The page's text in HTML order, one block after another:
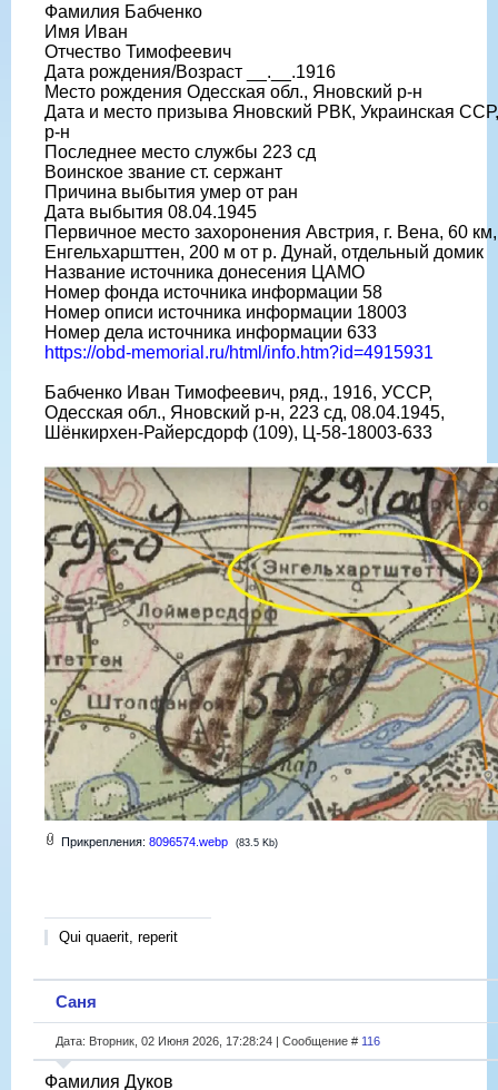
Фамилия Бабченко
Имя Иван
Отчество Тимофеевич
Дата рождения/Возраст __.__.1916
Место рождения Одесская обл., Яновский р-н
Дата и место призыва Яновский РВК, Украинская
р-н
Последнее место службы 223 сд
Воинское звание ст. сержант
Причина выбытия умер от ран
Дата выбытия 08.04.1945
Первичное место захоронения Австрия, г. Вена, 60
Енгельхаршттен, 200 м от р. Дунай, отдельный домик
Название источника донесения ЦАМО
Номер фонда источника информации 58
Номер описи источника информации 18003
Номер дела источника информации 633
https://obd-memorial.ru/html/info.htm?id=4915931
Бабченко Иван Тимофеевич, ряд., 1916, УССР,
Одесская обл., Яновский р-н, 223 сд, 08.04.1945,
Шёнкирхен-Райерсдорф (109), Ц-58-18003-633
Прикрепления: 8096574.webp (83.5 Kb)
Qui quaerit, reperit
Саня
Дата: Вторник, 02 Июня 2026, 17:28:24 | Сообщение # 116
Фамилия Дуков